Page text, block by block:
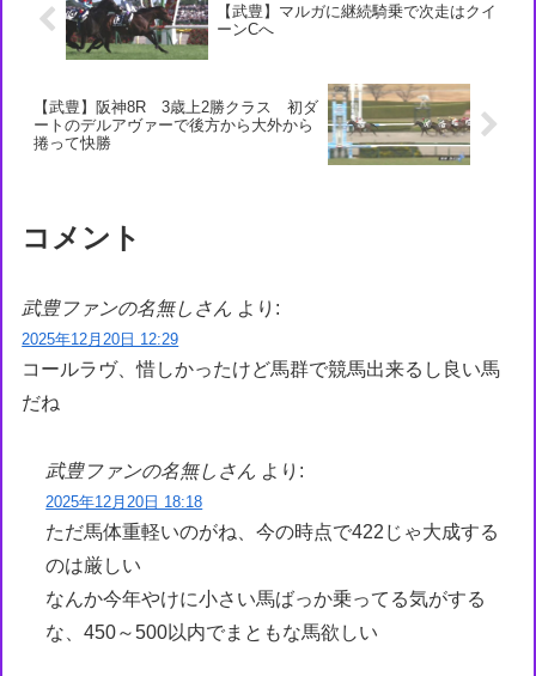
【武豊】マルガに継続騎乗で次走はクイ
ーンCへ
【武豊】阪神8R 3歳上2勝クラス 初ダ
ートのデルアヴァーで後方から大外から
捲って快勝
コメント
武豊ファンの名無しさん より:
2025年12月20日 12:29
コールラヴ、惜しかったけど馬群で競馬出来るし良い馬
だね
武豊ファンの名無しさん より:
2025年12月20日 18:18
ただ馬体重軽いのがね、今の時点で422じゃ大成する
のは厳しい
なんか今年やけに小さい馬ばっか乗ってる気がする
な、450～500以内でまともな馬欲しい